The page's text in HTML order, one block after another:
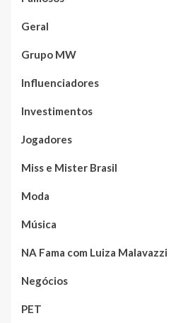
Geral
Grupo MW
Influenciadores
Investimentos
Jogadores
Miss e Mister Brasil
Moda
Música
NA Fama com Luiza Malavazzi
Negócios
PET